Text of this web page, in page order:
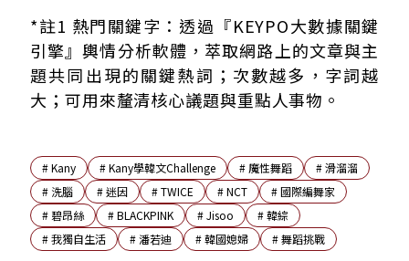
*註1 熱門關鍵字：透過『KEYPO大數據關鍵
引擎』輿情分析軟體，萃取網路上的文章與主
題共同出現的關鍵熱詞；次數越多，字詞越
大；可用來釐清核心議題與重點人事物。
#Kany #Kany學韓文Challenge # 魔性舞蹈 #滑溜溜
# 洗腦 #迷因 #TWICE #NCT #國際編舞家
# 碧昂絲 #BLACKPINK #Jisoo #韓綜
#我獨自生活 #潘若迪 #韓國媳婦 #舞蹈挑戰